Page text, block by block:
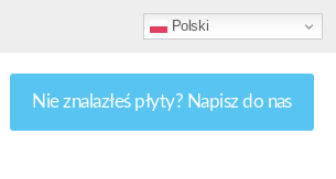
Polski
Nie znalazłeś płyty? Napisz do nas